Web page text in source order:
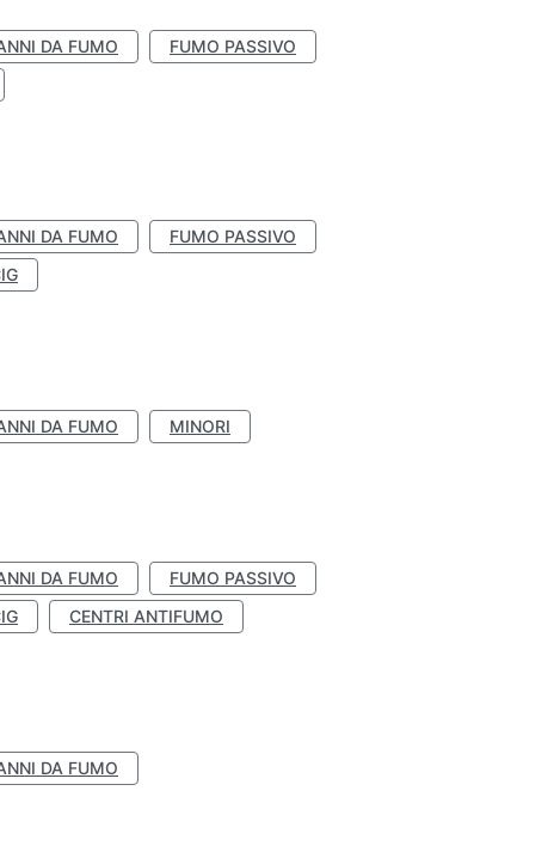
DA FUMO
FUMO PASSIVO
DA FUMO
FUMO PASSIVO
DA FUMO MINORI
DA FUMO
FUMO PASSIVO
CENTRI ANTIFUMO
DA FUMO